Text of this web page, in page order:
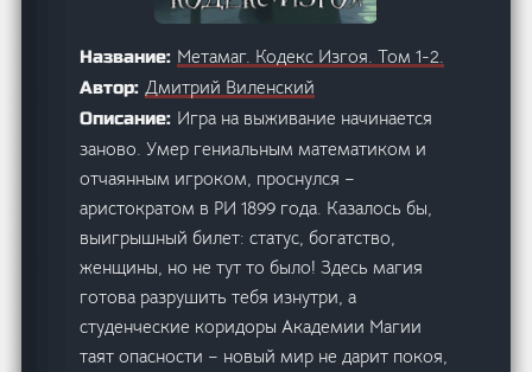
Название: Метамаг. Кодекс Изгоя. Том 1-2.
Автор:Дмитрий Виленский
Описание: Игра на выживание начинается
заново. Умер гениальным математиком и
отчаянным игроком, проснулся –
аристократом в РИ 1899 года. Казалось бы,
выигрышный билет: статус, богатство,
женщины, но не тут то было! Здесь магия
готова разрушить тебя изнутри, а
студенческие коридоры Академии Магии
таят опасности – новый мир не дарит покоя,